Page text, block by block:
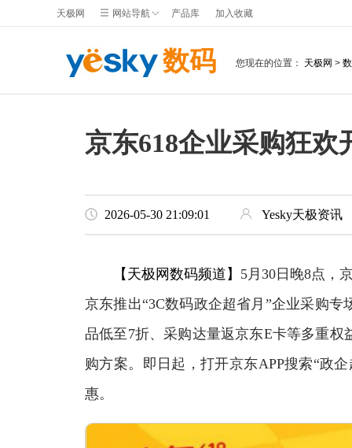
天极网 网站导航 产品库 加入收藏
数码 您现在的位置： 天极网 >
京东618企业采购狂
2026-05-30 21:09:01 Yesky天极资讯
【天极网数码频道】 5月30日晚8点，
京东推出“3C数码政企超省月”企业采购
品低至7折、采购达量返京东E卡等多重
购方案。即日起，打开京东APP搜索“政
惠。